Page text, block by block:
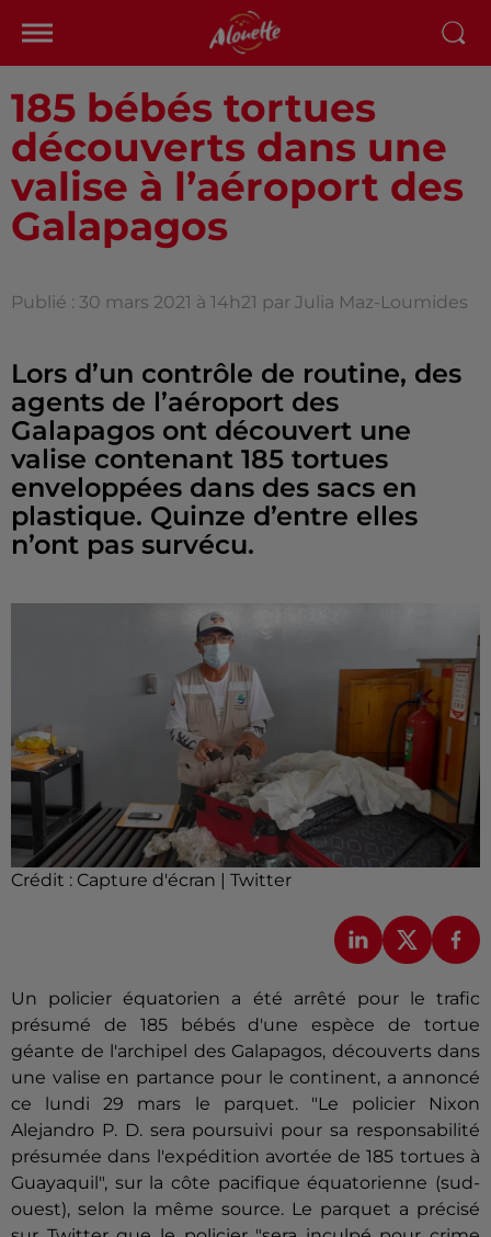
185 bébés tortues
découverts dans une
valise à l’aéroport des
Galapagos
Publié : 30 mars 2021 à 14h21 par Julia Maz-Loumides
Lors d’un contrôle de routine, des
agents de l’aéroport des
Galapagos ont découvert une
valise contenant 185 tortues
enveloppées dans des sacs en
plastique. Quinze d’entre elles
n’ont pas survécu.
Crédit : Capture d'écran | Twitter
Un policier équatorien a été arrêté pour le trafic
présumé de 185 bébés d'une espèce de tortue
géante de l'archipel des Galapagos, découverts dans
une valise en partance pour le continent, a annoncé
ce lundi 29 mars le parquet. "Le policier Nixon
Alejandro P. D. sera poursuivi pour sa responsabilité
présumée dans l'expédition avortée de 185 tortues à
Guayaquil", sur la côte pacifique équatorienne (sud-
ouest), selon la même source. Le parquet a précisé